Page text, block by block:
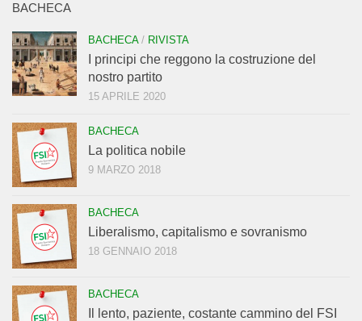
BACHECA
BACHECA/ RIVISTA
I principi che reggono la costruzione del
nostro partito
15 APRILE 2020
BACHECA
La politica nobile
9 MARZO 2018
BACHECA
Liberalismo, capitalismo e sovranismo
18 GENNAIO 2018
BACHECA
Il lento, paziente, costante cammino del FSI